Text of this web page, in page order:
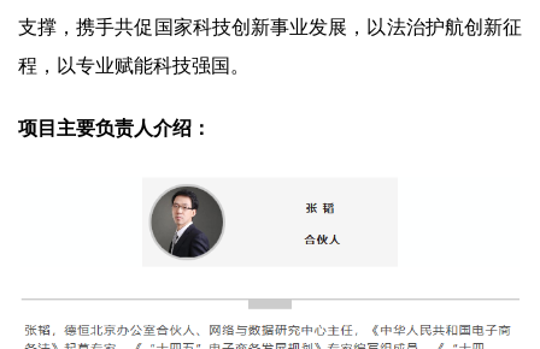
支撑，携手共促国家科技创新事业发展，以法治护航创新征
程，以专业赋能科技强国。
项目主要负责人介绍：